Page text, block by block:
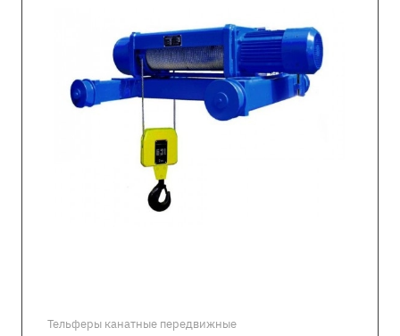
Тельферы канатные передвижные